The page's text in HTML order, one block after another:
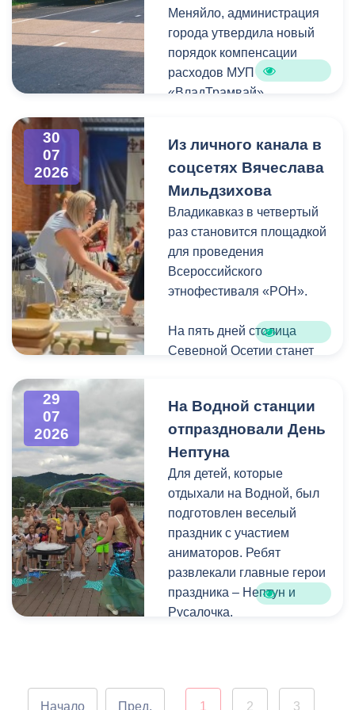
преобразования
набережной Терека как
главной прогулочной зоны
Владикавказа.
Колхидова и руководителя
Северо-Осетинского
отделения студенческих
отрядов Олега Габараева
и всех неравнодушных
гуманитарной помощи для
бойцов.
Мой канал в Макс.
Меняйло, администрация
города утвердила новый
порядок компенсации
расходов МУП
«ВладТрамвай».
проездной, необходимо
сдать фотографию 3×4 в
администрацию своей
школы. Проездной будет
действовать до конца
календарного года.
Пользоваться проездным
удостоверением может
которого он оформлен.
Владикавказа обещала,
что льгота сохранится и
будет предоставляться в
рамках нового
нормативного порядка.
Изменения были связаны
с тем, что в начале 2026
года полномочия по
организации
пассажирских перевозок
перешли в
30
07
2026
Из личного канала в
соцсетях Вячеслава
Мильдзихова
Владикавказ в четвертый
раз становится площадкой
для проведения
Всероссийского
этнофестиваля «РОН».
На пять дней столица
Северной Осетии станет
богатейшее культурное
наследие нашей великой
России.
29
07
2026
На Водной станции
отпраздновали День
Нептуна
Для детей, которые
отдыхали на Водной, был
подготовлен веселый
праздник с участием
аниматоров. Ребят
развлекали главные герои
праздника – Нептун и
Русалочка.
Цгоев, празднование Дня
Начало Пред. 1 2 3